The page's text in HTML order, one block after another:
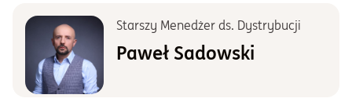
Starszy Menedżer ds. Dystrybucji
Paweł Sadowski